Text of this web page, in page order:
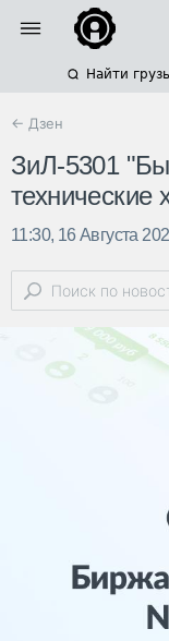
Найти
← Дзен
ЗиЛ-5301
технические
11:30, 16 Августа